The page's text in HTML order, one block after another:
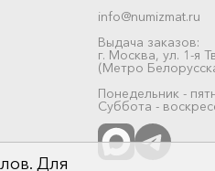
info@numizmat.ru
Выдача заказов:
г. Москва, ул. 1-я
(Метро
Понедельник -
Суббота -
Для